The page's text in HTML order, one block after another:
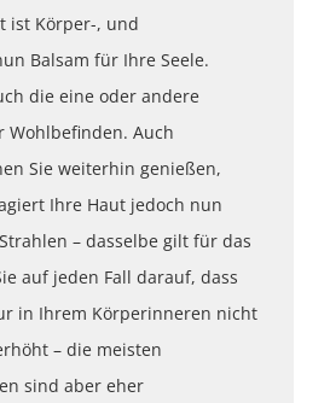
ist Körper-, und
Balsam für Ihre Seele.
die eine oder andere
Wohlbefinden. Auch
Sie weiterhin genießen,
Ihre Haut jedoch nun
– dasselbe gilt für das
auf jeden Fall darauf, dass
in Ihrem Körperinneren nicht
– die meisten
sind aber eher